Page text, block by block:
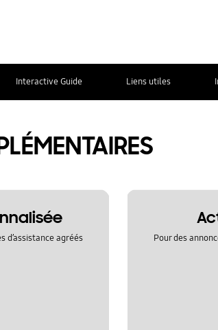
Interactive Guide Liens utiles
d’assistance agréés Pour des